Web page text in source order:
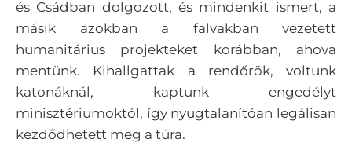
és Csádban dolgozott, és mindenkit ismert, a
másik azokban a falvakban vezetett
humanitárius projekteket korábban, ahova
mentünk. Kihallgattak a rendőrök, voltunk
katonáknál, kaptunk engedélyt
minisztériumoktól, így nyugtalanítóan legálisan
kezdődhetett meg a túra.